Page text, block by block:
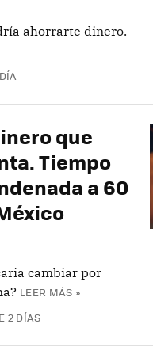
ahorrarte dinero.
que
Tiempo
a 60
cambiar por
LEER MÁS »
2 DÍAS